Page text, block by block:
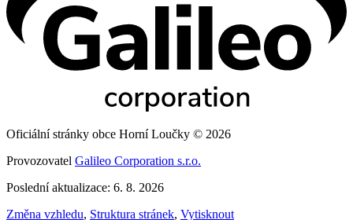
Oficiální stránky obce Horní Loučky © 2026
Provozovatel Galileo Corporation s.r.o.
Poslední aktualizace: 6. 8. 2026
Změna vzhledu, Struktura stránek, Vytisknout